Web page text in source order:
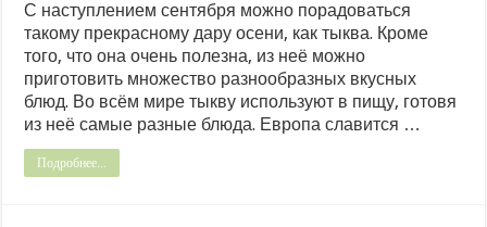
С наступлением сентября можно порадоваться
такому прекрасному дару осени, как тыква. Кроме
того, что она очень полезна, из неё можно
приготовить множество разнообразных вкусных
блюд. Во всём мире тыкву используют в пищу, готовя
из неё самые разные блюда. Европа славится …
Подробнее...